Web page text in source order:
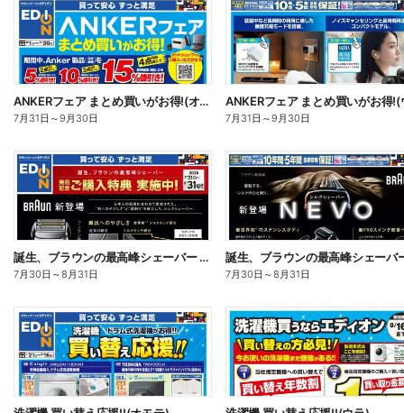
ANKERフェア まとめ買いがお得!(オモテ)
7月31日 ～9月30日 7月31日 ～9月30日
誕生、ブラウンの最高峰シェーバー 発売記念ご購入特典 実施中!(オモテ)
7月30日 ～8月31日 7月30日 ～8月31日